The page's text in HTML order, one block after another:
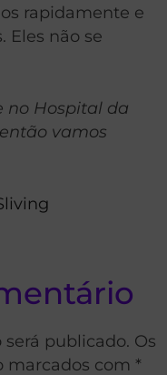
rapidamente e
Eles não se
no Hospital da
vamos
publicado. Os
marcados com *